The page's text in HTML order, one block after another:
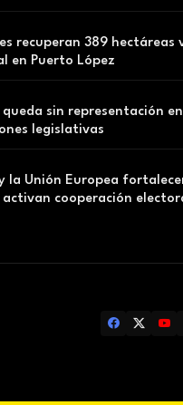
recuperan 389 hectáreas
en Puerto López
queda sin representación
legislativas
la Unión Europea
cooperación